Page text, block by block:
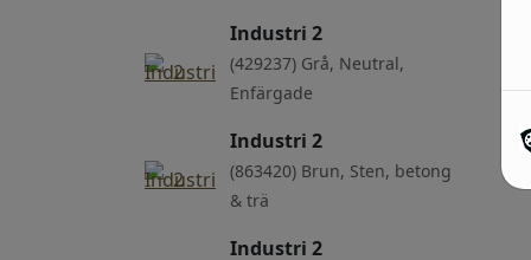
Industri 2
(429237) Grå, Neutral,
Enfärgade
Industri 2
(863420) Brun, Sten, betong
& trä
Industri 2